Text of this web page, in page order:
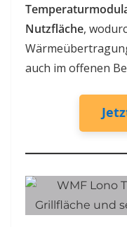
Nutzfläche,
auch im offenen